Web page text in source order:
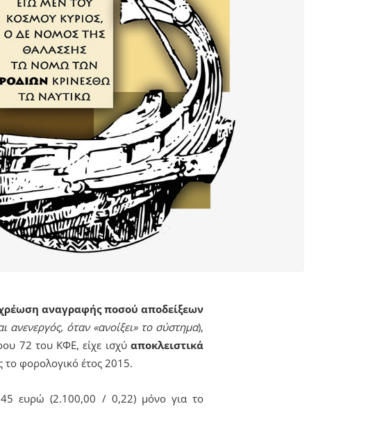
αναγραφής ποσού αποδείξεων
ανενεργός, όταν «ανοίξει» το σύστημα),
72 του ΚΦΕ, είχε ισχύ αποκλειστικά
το φορολογικό έτος 2015.
ευρώ (2.100,00 / 0,22) μόνο για το